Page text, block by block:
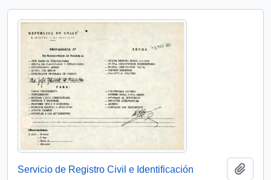
Servicio de Registro Civil e Identificación